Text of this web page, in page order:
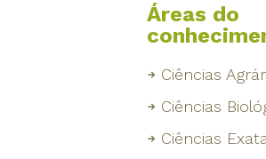
Áreas do
Ciências
Ciências
Ciências